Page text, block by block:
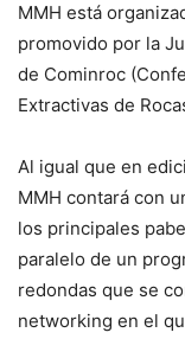
MMH está
promovido por la
de Cominroc
Extractivas de
Al igual que en
MMH contará con
los principales
paralelo de un
redondas que se
networking en el